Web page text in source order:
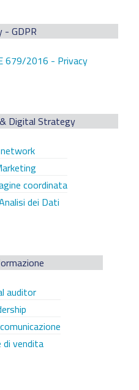
- GDPR
679/2016 - Privacy
Digital Strategy
coordinata
dei Dati
auditor
di vendita